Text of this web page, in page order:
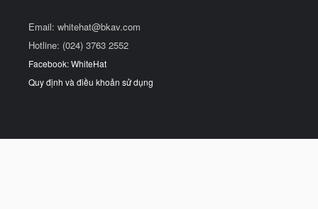
Email: whitehat@bkav.com
Hotline: (024) 3763 2552
Facebook: WhiteHat
Quy định và điều khoản sử dụng